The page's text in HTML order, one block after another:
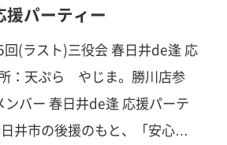
を、春日井YEGでカタチにし
研鑽」「自己実現」「楽しさ」
」「汗」「涙」「感動」…まず
迎です。お気軽にご連絡くだ
パーティー
)三役会 春日井de逢 応
逢 応援パーテ